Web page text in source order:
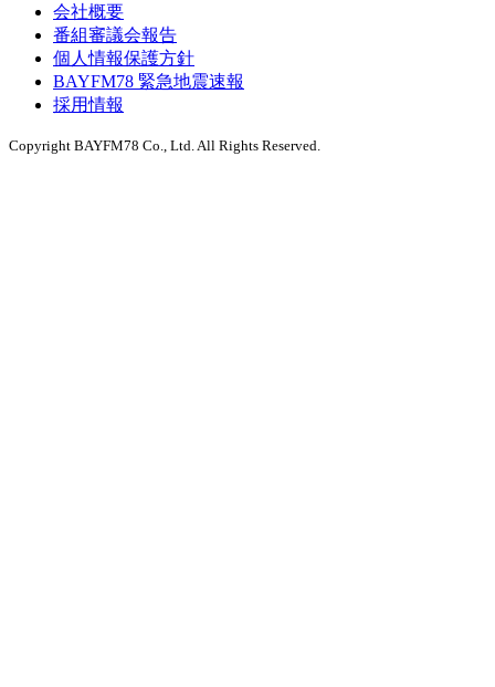
会社概要
番組審議会報告
個人情報保護方針
BAYFM78 緊急地震速報
採用情報
Copyright BAYFM78 Co., Ltd. All Rights Reserved.